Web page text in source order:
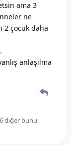
ama 3
ne
2 çocuk daha
anlaşılma
6diğer bunu